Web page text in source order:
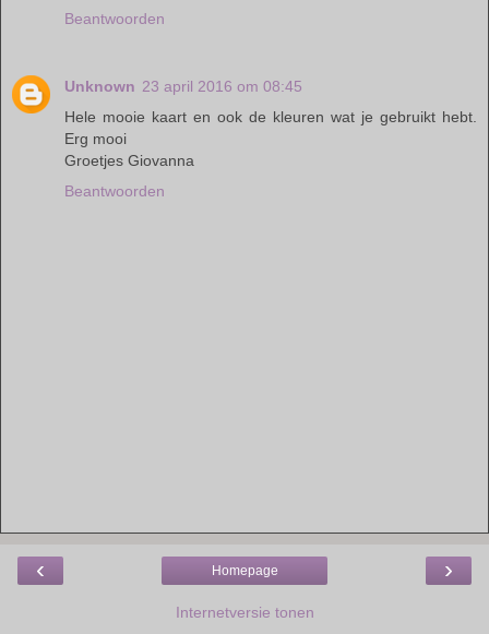
Beantwoorden
Unknown 23 april 2016 om 08:45
Hele mooie kaart en ook de kleuren wat je gebruikt hebt.
Erg mooi
Groetjes Giovanna
Beantwoorden
‹ ›
Homepage
Internetversie tonen